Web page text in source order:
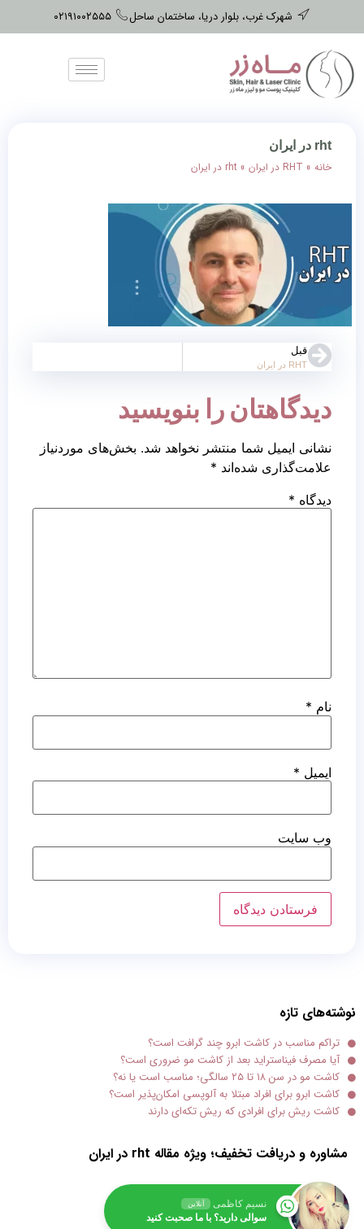
شهرک غرب، بلوار دریا، ساختمان ساحل ۰۲۱۹۱۰۰۲۵۵۵
rht در ایران
خانه » RHT در ایران » rht در ایران
قبل
RHT در ایران
دیدگاهتان را بنویسید
نشانی ایمیل شما منتشر نخواهد شد. بخش‌های موردنیاز
علامت‌گذاری شده‌اند *
دیدگاه *
نام *
ایمیل *
وب‌ سایت
نوشته‌های تازه
تراکم مناسب در کاشت ابرو چند گرافت است؟
آیا مصرف فیناستراید بعد از کاشت مو ضروری است؟
کاشت مو در سن ۱۸ تا ۲۵ سالگی؛ مناسب است یا نه؟
کاشت ابرو برای افراد مبتلا به آلوپسی امکان‌پذیر است؟
کاشت ریش برای افرادی که ریش تکه‌ای دارند
مشاوره و دریافت تخفیف؛ ویژه مقاله rht در ایران
نسیم کاظمی آنلاین
سوالی دارید؟ با ما صحبت کنید